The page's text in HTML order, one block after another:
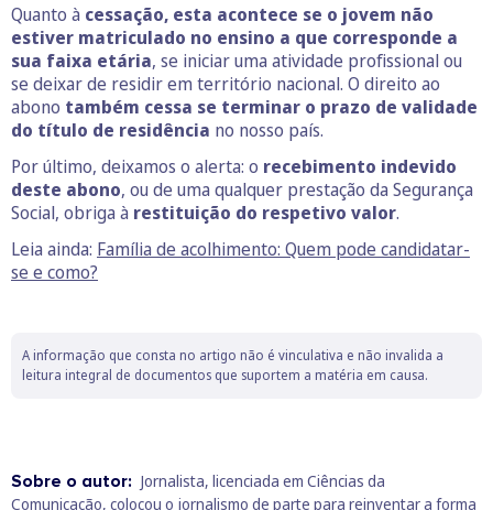
Quanto à cessação, esta acontece se o jovem não
estiver matriculado no ensino a que corresponde a
sua faixa etária, se iniciar uma atividade profissional ou
se deixar de residir em território nacional. O direito ao
abono também cessa se terminar o prazo de validade
do título de residência no nosso país.
Por último, deixamos o alerta: o recebimento indevido
deste abono, ou de uma qualquer prestação da Segurança
Social, obriga à restituição do respetivo valor.
Leia ainda: Família de acolhimento: Quem pode candidatar-
se e como?
A informação que consta no artigo não é vinculativa e não invalida a
leitura integral de documentos que suportem a matéria em causa.
Sobre o autor: Jornalista, licenciada em Ciências da
Comunicação, colocou o jornalismo de parte para reinventar a forma